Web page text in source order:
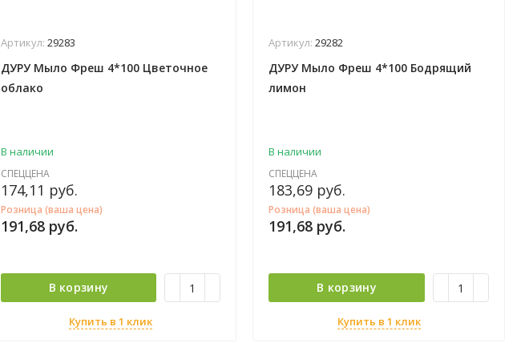
Артикул: 29283
ДУРУ Мыло Фреш 4*100 Цветочное
облако
В наличии
СПЕЦЦЕНА
174,11 руб.
Розница (ваша цена)
191,68 руб.
В корзину
Купить в 1 клик
Артикул:29282
ДУРУ Мыло Фреш 4*100 Бодрящий
лимон
В наличии
СПЕЦЦЕНА
183,69 руб.
Розница (ваша цена)
191,68 руб.
В корзину
Купить в 1 клик